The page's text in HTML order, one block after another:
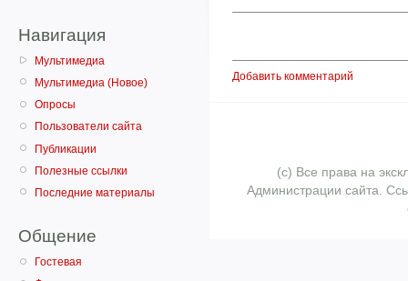
Навигация
Мультимедиа
Мультимедиа (Новое)
Опросы
Пользователи сайта
Публикации
Полезные ссылки
Последние материалы
Общение
Гостевая
Добавить комментарий
(с) Все права на
Администрации сайта.